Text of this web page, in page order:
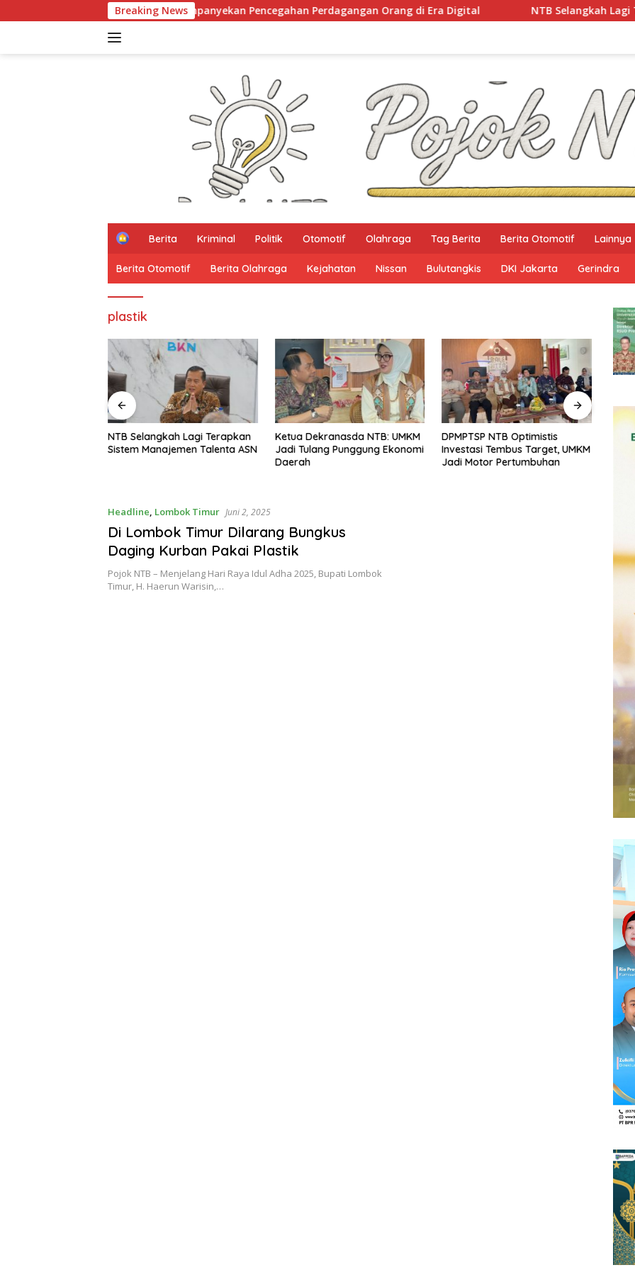
ke
Breaking News
PARTHA dan UNRAM Kampanyekan Pencegahan Perdagangan Orang di Era Digital NTB Selangkah Lagi Terapkan
H
m
e
Berita Kriminal Politik Otomotif Olahraga Tag Berita Berita Otomotif Lainnya
Berita Otomotif Berita Olahraga Kejahatan Nissan Bulutangkis DKI Jakarta Gerindra
plastik
Ketua Dekranasda NTB: UMKM
Jadi Tulang Punggung Ekonomi
DPMPTSP NTB Optimistis
Investasi Tembus Target, UMKM
Jadi Motor Pertumbuhan
Realisasi Investasi NTB Capai
Rp15,66 Triliun di Semester I
2026
93
Headline, Lombok Timur Juni 2, 2025
Di Lombok Timur Dilarang Bungkus
Daging Kurban Pakai Plastik
Pojok NTB – Menjelang Hari Raya Idul Adha 2025, Bupati Lombok
Timur, H. Haerun Warisin,…